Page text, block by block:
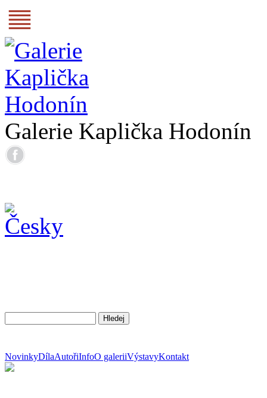
Galerie Kaplička Hodonín
NovinkyDílaAutořiInfoO galeriiVýstavyKontakt